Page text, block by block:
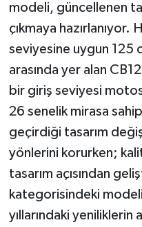
modeli, güncellenen
çıkmaya hazırlanıyor.
seviyesine uygun 125
arasında yer alan
bir giriş seviyesi
26 senelik mirasa
geçirdiği tasarım
yönlerini korurken;
tasarım açısından
kategorisindeki
yıllarındaki yeniliklerin